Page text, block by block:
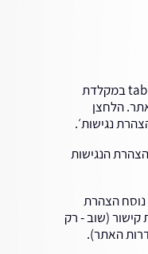
בלחיצה על האייקון או על מקש tab במקלדת
הלחצן
נגישות׳.
הנגישות
נוסח הצהרת
(שוב - רק
האתר).